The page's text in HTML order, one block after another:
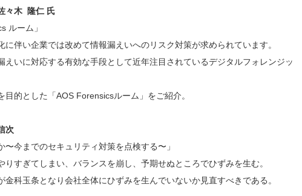
々木 隆仁 氏
ルーム」
伴い企業では改めて情報漏えいへのリスク対策が求められています。
いに対応する有効な手段として近年注目されているデジタルフォレンジッ
的とした「AOS Forensicsルーム」をご紹介。
次
今までのセキュリティ対策を点検する〜」
すぎてしまい、バランスを崩し、予期せぬところでひずみを生む。
科玉条となり会社全体にひずみを生んでいないか見直すべきである。